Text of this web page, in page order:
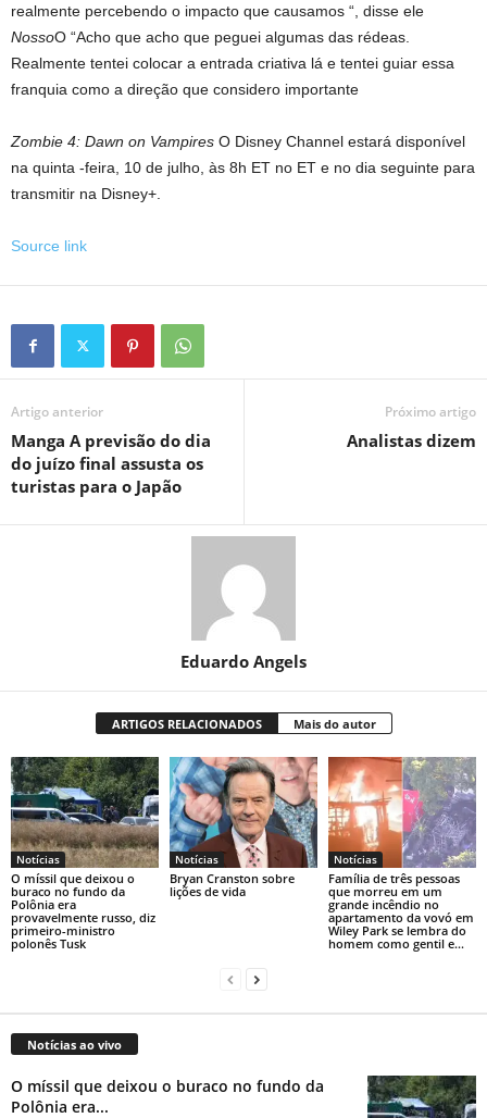
realmente percebendo o impacto que causamos “, disse ele
NossoO “Acho que acho que peguei algumas das rédeas.
Realmente tentei colocar a entrada criativa lá e tentei guiar essa
franquia como a direção que considero importante
Zombie 4: Dawn on Vampires O Disney Channel estará disponível
na quinta -feira, 10 de julho, às 8h ET no ET e no dia seguinte para
transmitir na Disney+.
Source link
Artigo anterior
Manga A previsão do dia
do juízo final assusta os
turistas para o Japão
Próximo artigo
Analistas dizem
Eduardo Angels
ARTIGOS RELACIONADOS Mais do autor
Notícias
O míssil que deixou o
buraco no fundo da
Polônia era
provavelmente russo, diz
primeiro-ministro
polonês Tusk
Notícias
Bryan Cranston sobre
lições de vida
Notícias
Família de três pessoas
que morreu em um
grande incêndio no
apartamento da vovó em
Wiley Park se lembra do
homem como gentil e...
Notícias ao vivo
O míssil que deixou o buraco no fundo da
Polônia era...